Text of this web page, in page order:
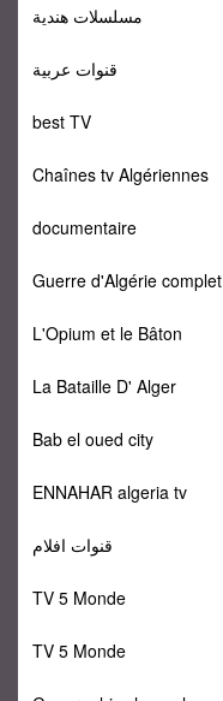
مسلسلات هندية
قنوات عربية
best TV
Chaînes tv Algériennes
documentaire
Guerre d'Algérie complet
L'Opium et le Bâton
La Bataille D' Alger
Bab el oued city
ENNAHAR algeria tv
قنوات افلام
TV 5 Monde
TV 5 Monde